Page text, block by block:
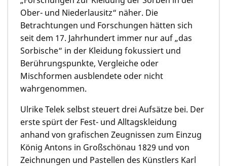
Ober- und Niederlausitz“ näher. Die
Betrachtungen und Forschungen hätten sich
seit dem 17. Jahrhundert immer nur auf „das
Sorbische“ in der Kleidung fokussiert und
Berührungspunkte, Vergleiche oder
Mischformen ausblendete oder nicht
wahrgenommen.
Ulrike Telek selbst steuert drei Aufsätze bei. Der
erste spürt der Fest- und Alltagskleidung
anhand von grafischen Zeugnissen zum Einzug
König Antons in Großschönau 1829 und von
Zeichnungen und Pastellen des Künstlers Karl